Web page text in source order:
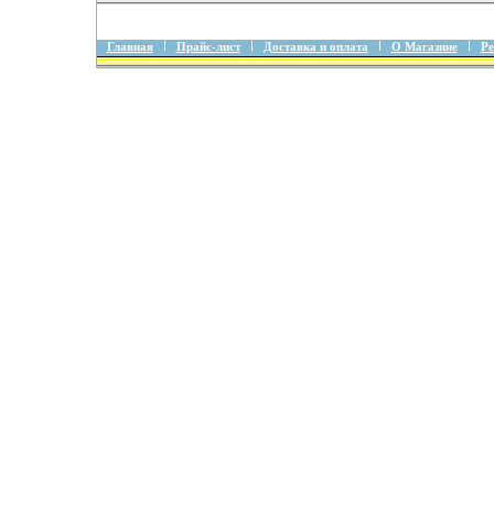
Главная Прайс-лист Доставка и оплата О Магазине